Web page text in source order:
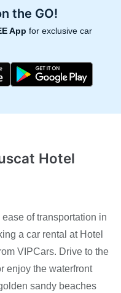
the GO!
App for exclusive car
Hotel
of transportation in
a car rental at Hotel
VIPCars. Drive to the
enjoy the waterfront
sandy beaches